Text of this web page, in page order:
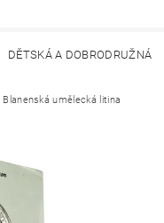
DĚTSKÁ A DOBRODRUŽNÁ
HODNOCENÍ OBCHODU
Blanenská umělecká litina